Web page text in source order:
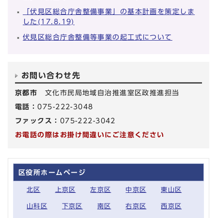
「伏見区総合庁舎整備事業」の基本計画を策定しま
した(17.8.19)
伏見区総合庁舎整備等事業の起工式について
お問い合わせ先
京都市 文化市民局地域自治推進室区政推進担当
電話：075-222-3048
ファックス： 075-222-3042
お電話の際はお掛け間違いにご注意ください
区役所ホームページ
北区 上京区 左京区 中京区 東山区
山科区 下京区 南区 右京区 西京区